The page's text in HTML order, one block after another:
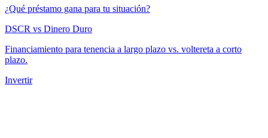
¿Qué préstamo gana para tu situación?
DSCR vs Dinero Duro
Financiamiento para tenencia a largo plazo vs. voltereta a corto
plazo.
Invertir